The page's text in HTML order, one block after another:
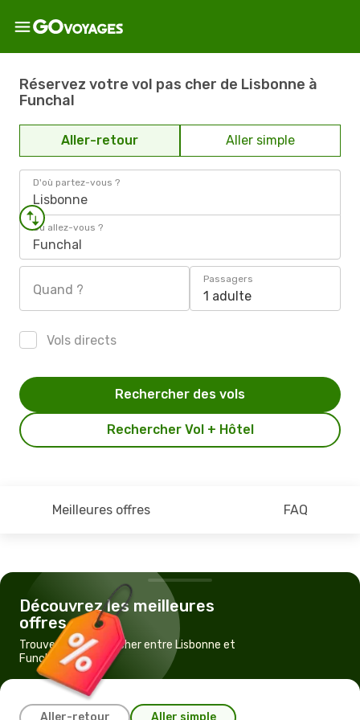
Réservez votre vol pas cher de Lisbonne à
Funchal
Aller-retour Aller simple
D'où partez-vous ?
Lisbonne
Où allez-vous ?
Funchal
Quand ?
Passagers
1 adulte
Vols directs
Rechercher Vol + Hôtel
Rechercher des vols
Meilleures offres FAQ
Découvrez les meilleures
offres
Trouvez un vol pas cher entre Lisbonne et
Funchal
Aller-retour Aller simple